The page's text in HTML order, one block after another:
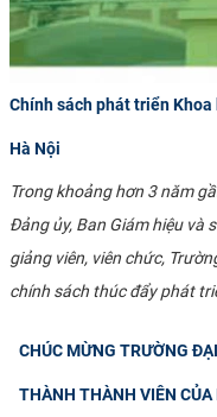
Chính sách phát triển
Hà Nội
Trong khoảng hơn 3 năm
Đảng ủy, Ban Giám hiệu và
giảng viên, viên chức,
chính sách thúc đẩy phát
CHÚC MỪNG TRƯỜNG
THÀNH THÀNH VIÊN